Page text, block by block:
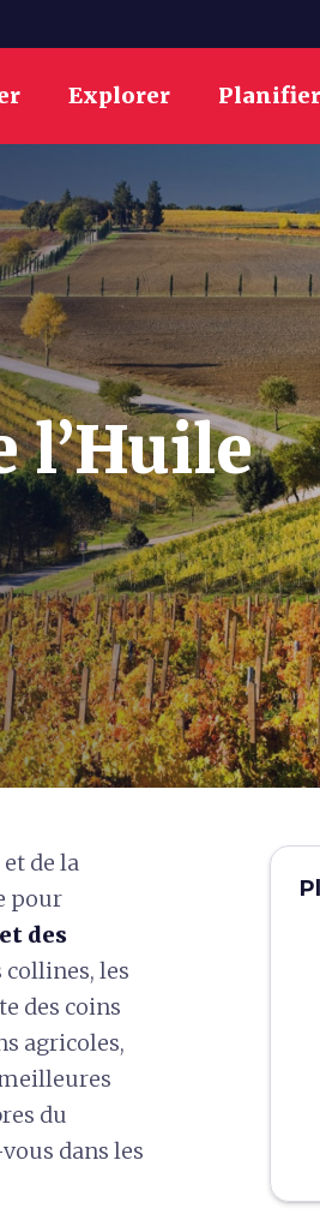
Explorer Planifier
l’Huile
de la
pour
des
les
des coins
agricoles,
du
dans les